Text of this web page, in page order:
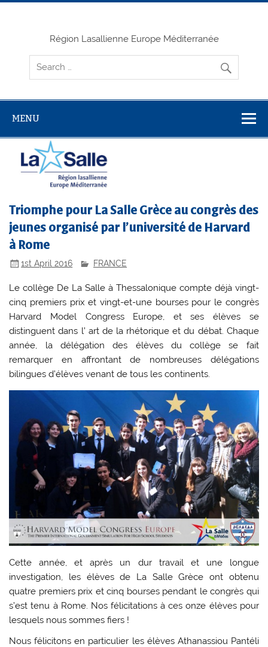
Skip
Région Lasallienne Europe Méditerranée
MENU
Triomphe pour La Salle Grèce au congrès des
jeunes organisé par l’université de Harvard
à Rome
1st April 2016 FRANCE
Le collège De La Salle à Thessalonique compte déjà vingt-
cinq premiers prix et vingt-et-une bourses pour le congrès
Harvard Model Congress Europe, et ses élèves se
distinguent dans l’ art de la rhétorique et du débat. Chaque
année, la délégation des élèves du collège se fait
remarquer en affrontant de nombreuses délégations
bilingues d’élèves venant de tous les continents.
Cette année, et après un dur travail et une longue
investigation, les élèves de La Salle Grèce ont obtenu
quatre premiers prix et cinq bourses pendant le congrès qui
s’est tenu à Rome. Nos félicitations à ces onze élèves pour
lesquels nous sommes fiers !
Nous félicitons en particulier les élèves Athanassiou Pantéli